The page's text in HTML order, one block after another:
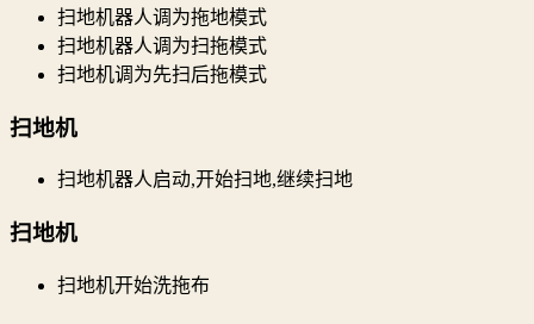
扫地机器人调为拖地模式
扫地机器人调为扫拖模式
扫地机调为先扫后拖模式
扫地机
扫地机器人启动,开始扫地,继续扫地
扫地机
扫地机开始洗拖布